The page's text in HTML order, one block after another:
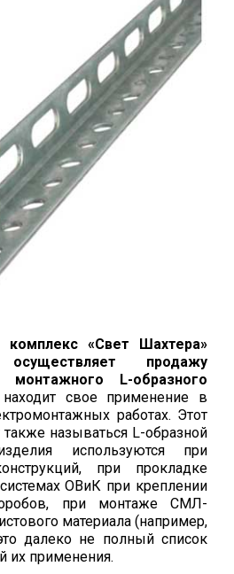
комплекс «Свет Шахтера»
продажу
монтажного L-образного
свое применение в
работах. Этот
называться L-образной
используются при
при прокладке
ОВиК при креплении
при монтаже СМЛ-
материала (например,
далеко не полный список
их применения.